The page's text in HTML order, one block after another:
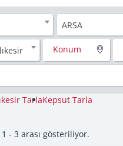
ARSA
Konum
TarlaKepsut Tarla
- 3 arası gösteriliyor.